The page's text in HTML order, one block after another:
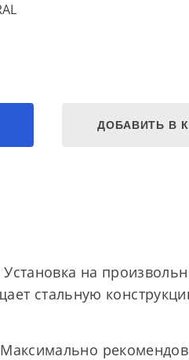
ДОБАВИТЬ В
Установка на
стальную